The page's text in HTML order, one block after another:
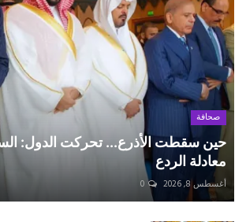
صحافة
حين سقطت الأذرع... تحركت الدول:
معادلة الردع
أغسطس 8, 2026 0